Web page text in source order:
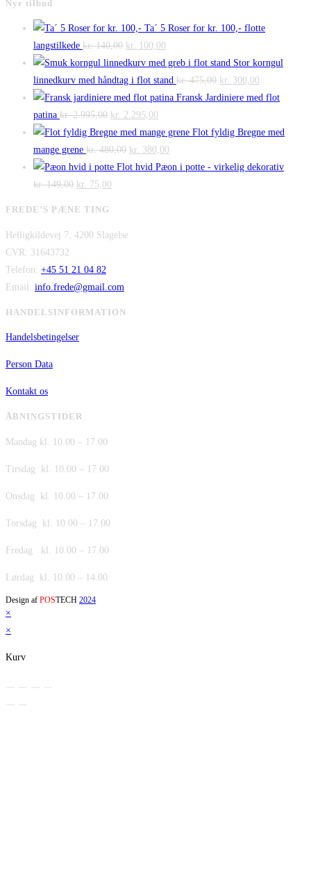
Nye tilbud
Ta´ 5 Roser for kr. 100,- flotte
langstilkede kr.140,00 Den
oprindelige
pris
var:
kr. 140,00.
kr. 100,00
aktuelle
pris
er:
Stor korngul
linnedkurv med håndtag i flot stand kr.475,00 Den
oprindelige
var:
kr. 300,00
aktuelle
er:
Fransk Jardiniere med flot
patina kr.2.995,00 Den
oprindelige
pris
var:
kr. 2.995,00.
kr. 2.295,00
aktuelle
pris
er:
Flot fyldig Bregne med
mange grene kr.480,00 Den
oprindelige
kr. 380,00
aktuelle
Flot hvid Pæon i potte - virkelig dekorativ
kr.149,00 Den
var:
kr. 75,00
er:
FREDE’S PÆNE TING
Helligkildevej 7, 4200 Slagelse
CVR: 31643732
Telefon: +45 51 21 04 82
Email: info.frede@gmail.com
HANDELSINFORMATION
Handelsbetingelser
Person Data
Kontakt os
ÅBNINGSTIDER
Mandag kl. 10.00 – 17.00
Tirsdag kl. 10.00 – 17.00
Onsdag kl. 10.00 – 17.00
Torsdag kl. 10.00 – 17.00
Fredag kl. 10.00 – 17.00
Lørdag kl. 10.00 – 14.00
Design af POSTECH 2024
×
×
Kurv